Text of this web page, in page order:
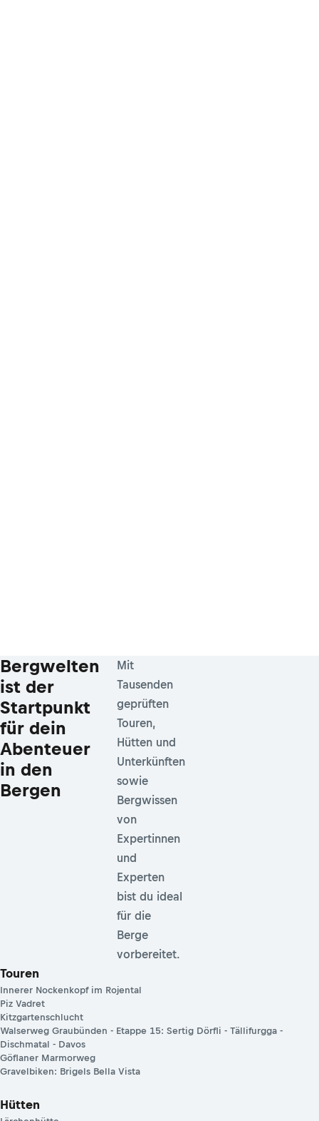
Bergwelten
ist der
Startpunkt
für dein
Abenteuer
in den
Bergen
Mit
Tausenden
geprüften
Touren,
Hütten und
Unterkünften
sowie
Bergwissen
von
Expertinnen
und
Experten
bist du ideal
für die
Berge
vorbereitet.
Touren
Innerer Nockenkopf im Rojental
Piz Vadret
Kitzgartenschlucht
Walserweg Graubünden - Etappe 15: Sertig Dörfli - Tällifurgga -
Dischmatal - Davos
Göflaner Marmorweg
Gravelbiken: Brigels Bella Vista
Hütten